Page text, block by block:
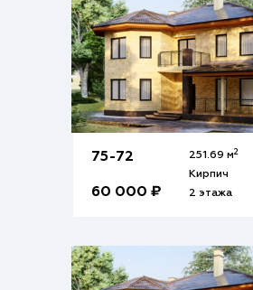
75-72
60 000 ₽
251.69 м2
Кирпич
2 этажа